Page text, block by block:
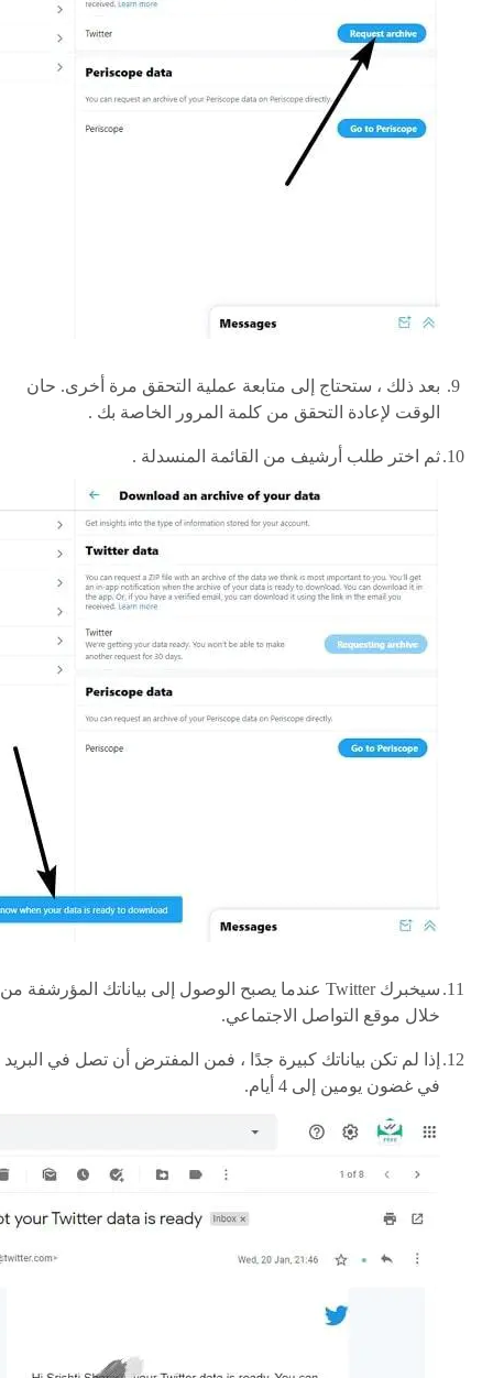
بعد ذلك ، ستحتاج إلى متابعة عملية التحقق مرة أخرى. حان
الوقت لإعادة التحقق من كلمة المرور الخاصة بك .
ثم اختر طلب أرشيف من القائمة المنسدلة .
سيخبرك Twitter عندما يصبح الوصول إلى بياناتك المؤرشفة من
خلال موقع التواصل الاجتماعي.
إذا لم تكن بياناتك كبيرة جدًا ، فمن المفترض أن تصل في البريد
في غضون يومين إلى 4 أيام.